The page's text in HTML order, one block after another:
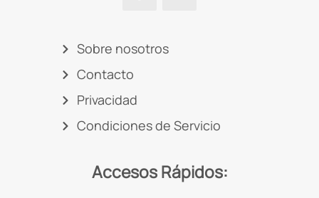
Sobre nosotros
Contacto
Privacidad
Condiciones de Servicio
Accesos Rápidos: